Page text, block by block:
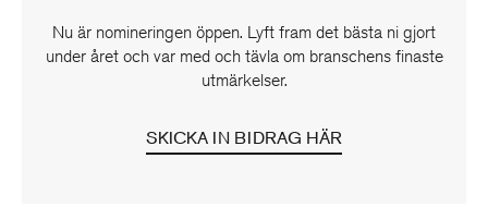
Nu är nomineringen öppen. Lyft fram det bästa ni gjort
under året och var med och tävla om branschens finaste
utmärkelser.
SKICKA IN BIDRAG HÄR